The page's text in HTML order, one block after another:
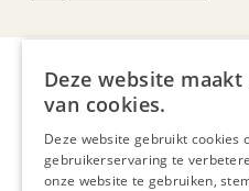
Deze website
van cookies.
Deze website gebruikt cookies
gebruikerservaring te
onze website te gebruiken,